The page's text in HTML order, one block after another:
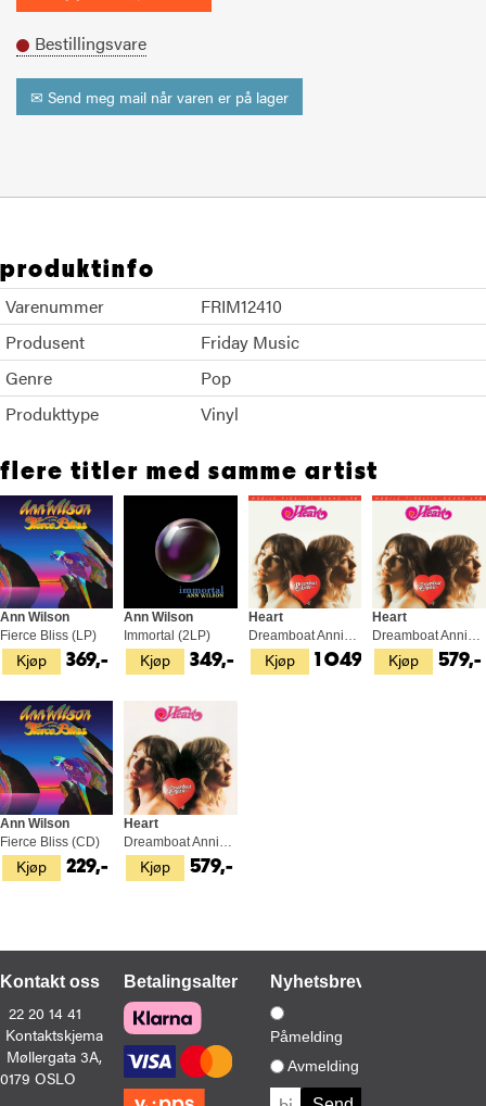
Bestillingsvare
✉ Send meg mail når varen er på lager
produktinfo
Varenummer
FRIM12410
Produsent
Friday Music
Genre
Pop
Produkttype
Vinyl
flere titler med samme artist
Kjøp
Ann Wilson
Fierce Bliss (LP)
369,- Kjøp
Ann Wilson
Immortal (2LP)
349,- Kjøp
Heart
Dreamboat Annie - LTD 45rpm (2LP)
1 049,- Kjøp
Heart
Dreamboat Annie - LTD (SACD-Hybrid)
579,-
Kjøp
Ann Wilson
Fierce Bliss (CD)
229,- Kjøp
Heart
579,-
Kontakt oss
22 20 14 41
Kontaktskjema
Møllergata 3A,
0179 OSLO
BetalingsalternativerNyhetsbrev
Påmelding
Avmelding